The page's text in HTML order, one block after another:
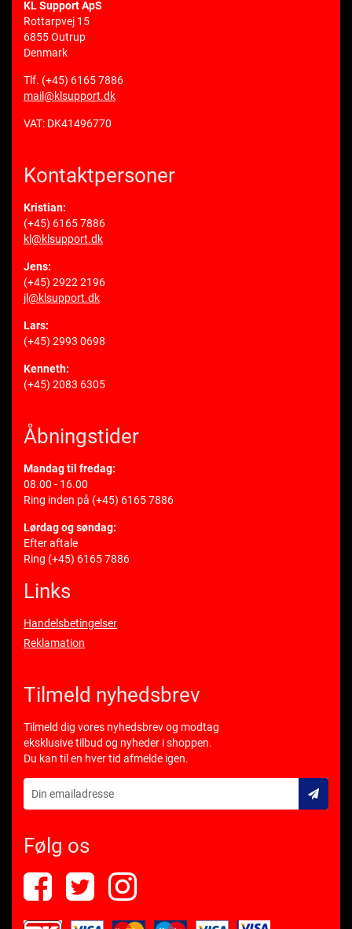
KL Support ApS
Rottarpvej 15
6855 Outrup
Denmark
Tlf. (+45) 6165 7886
mail@klsupport.dk
VAT: DK41496770
Kontaktpersoner
Kristian:
(+45) 6165 7886
kl@klsupport.dk
Jens:
(+45) 2922 2196
jl@klsupport.dk
Lars:
(+45) 2993 0698
Kenneth:
(+45) 2083 6305
Åbningstider
Mandag til fredag:
08.00 - 16.00
Ring inden på (+45) 6165 7886
Lørdag og søndag:
Efter aftale
Ring (+45) 6165 7886
Links
Handelsbetingelser
Reklamation
Tilmeld nyhedsbrev
Tilmeld dig vores nyhedsbrev og modtag
eksklusive tilbud og nyheder i shoppen.
Du kan til en hver tid afmelde igen.
Følg os